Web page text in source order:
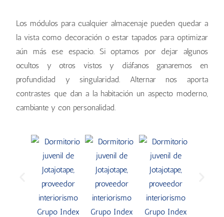
Los módulos para cualquier almacenaje pueden quedar a
la vista como decoración o estar tapados para optimizar
aún más ese espacio. Si optamos por dejar algunos
ocultos y otros vistos y diáfanos ganaremos en
profundidad y singularidad. Alternar nos aporta
contrastes que dan a la habitación un aspecto moderno,
cambiante y con personalidad.